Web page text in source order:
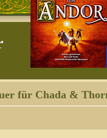
für Chada &